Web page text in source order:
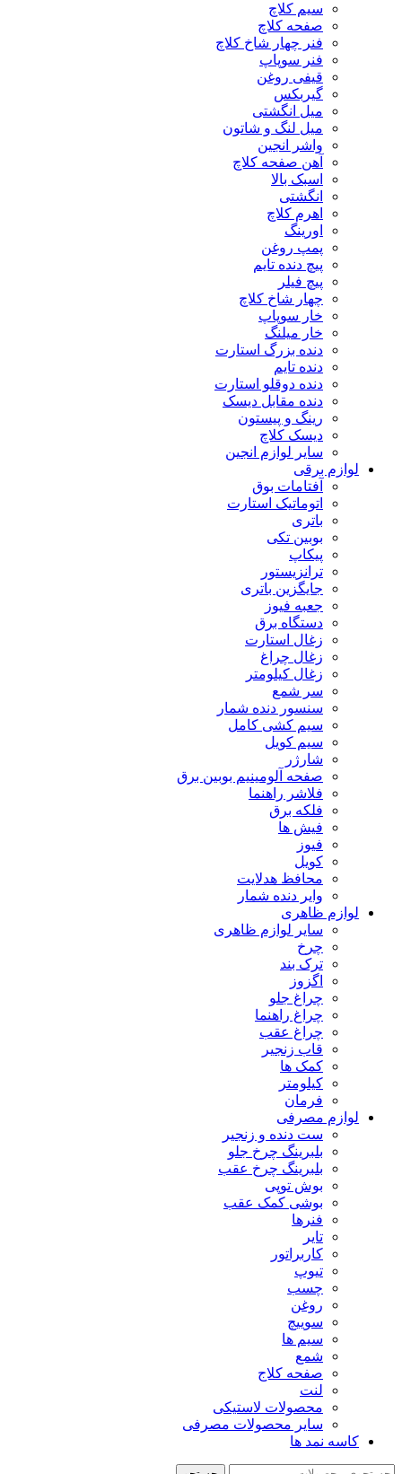
سیم کلاچ
صفحه کلاچ
فنر چهار شاخ کلاچ
فنر سوپاپ
قیفی روغن
گیربکس
میل انگشتی
میل لنگ و شاتون
واشر انجین
آهن صفحه کلاچ
اسبک بالا
انگشتی
اهرم کلاچ
اورینگ
پمپ روغن
پیچ دنده تایم
پیچ فیلر
چهار شاخ کلاچ
خار سوپاپ
خار میلنگ
دنده بزرگ استارت
دنده تایم
دنده دوقلو استارت
دنده مقابل دیسک
رینگ و پیستون
دیسک کلاچ
سایر لوازم انجین
لوازم برقی
آفتامات بوق
اتوماتیک استارت
باتری
بوبین تکی
پیکاپ
ترانزیستور
جایگزین باتری
جعبه فیوز
دستگاه برق
زغال استارت
زغال چراغ
زغال کیلومتر
سر شمع
سنسور دنده شمار
سیم کشی کامل
سیم کویل
شارژر
صفحه آلومینیم بوبین برق
فلاشر راهنما
فلکه برق
فیش ها
فیوز
کویل
محافظ هدلایت
وایر دنده شمار
لوازم ظاهری
سایر لوازم ظاهری
چرخ
ترک بند
اگزوز
چراغ جلو
چراغ راهنما
چراغ عقب
قاب زنجیر
کمک ها
کیلومتر
فرمان
لوازم مصرفی
ست دنده و زنجیر
بلبرینگ چرخ جلو
بلبرینگ چرخ عقب
بوش توپی
بوشی کمک عقب
فنرها
تایر
کاربراتور
تیوپ
چسب
روغن
سوییچ
سیم ها
شمع
صفحه کلاج
لنت
محصولات لاستیکی
سایر محصولات مصرفی
کاسه نمد ها